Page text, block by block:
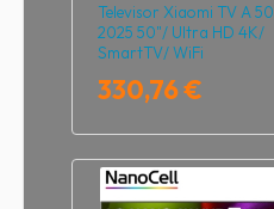
Televisor Xiaomi TV A 50
2025 50"/ Ultra HD 4K/
SmartTV/ WiFi
330,76 €